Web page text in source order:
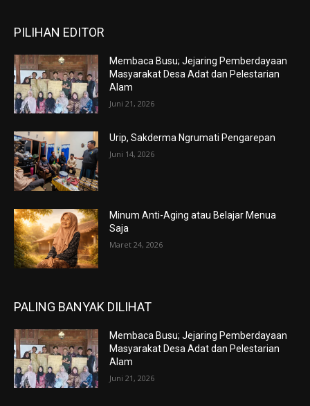
PILIHAN EDITOR
Membaca Busu; Jejaring Pemberdayaan
Masyarakat Desa Adat dan Pelestarian
Alam
Juni 21, 2026
Urip, Sakderma Ngrumati Pengarepan
Juni 14, 2026
Minum Anti-Aging atau Belajar Menua
Saja
Maret 24, 2026
PALING BANYAK DILIHAT
Membaca Busu; Jejaring Pemberdayaan
Masyarakat Desa Adat dan Pelestarian
Alam
Juni 21, 2026